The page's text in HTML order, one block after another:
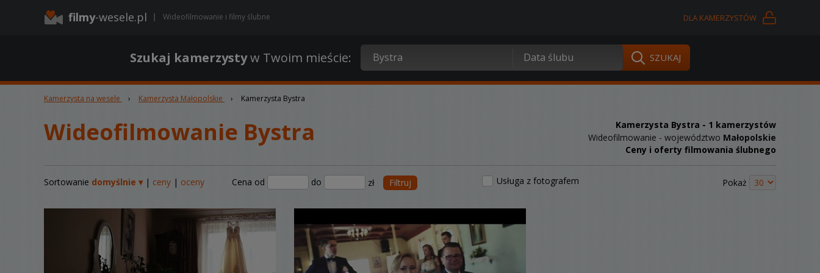
filmy-wesele.pl Wideofilmowanie i filmy ślubne DLA KAMERZYSTÓW
Szukaj kamerzystyw Twoim mieście:
Kamerzysta na wesele › Kamerzysta Małopolskie › Kamerzysta Bystra
Wideofilmowanie Bystra Kamerzysta Bystra - 1 kamerzystów
Wideofilmowanie - województwo Małopolskie
Ceny i oferty filmowania ślubnego
Sortowanie domyślnie ▾| ceny | oceny Cena od do zł Filtruj Usługa z fotografem Pokaż